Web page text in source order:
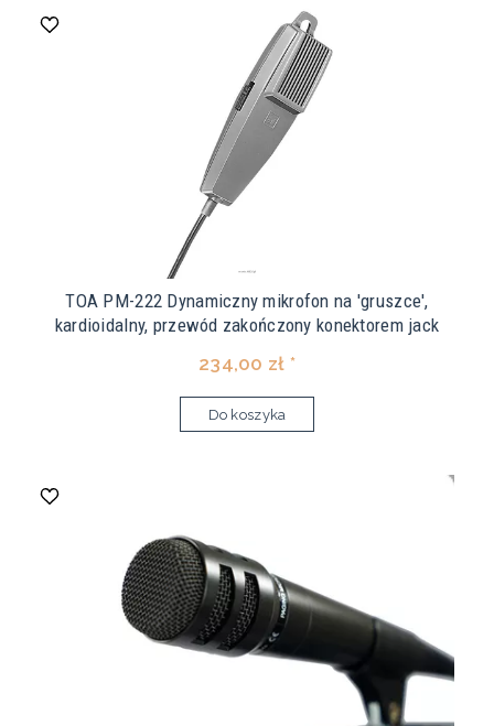
TOA PM-222 Dynamiczny mikrofon na 'gruszce',
kardioidalny, przewód zakończony konektorem jack
234,00 zł *
Do koszyka